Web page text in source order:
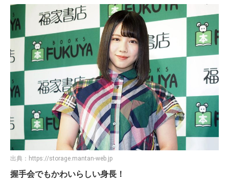
出典： https://storage.mantan-web.jp
握手会でもかわいらしい身長！